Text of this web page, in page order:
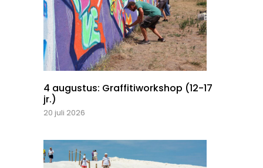
4 augustus: Graffitiworkshop (12-17
jr.)
20 juli 2026